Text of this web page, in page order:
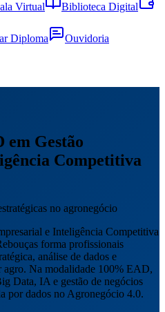
Virtual
Biblioteca Digital
Diploma
Ouvidoria
em Gestão
Competitiva
no agronegócio
e Inteligência Competitiva
forma profissionais
análise de dados e
agro. Na modalidade 100% EAD,
Data, IA e gestão de negócios
por dados no Agronegócio 4.0.